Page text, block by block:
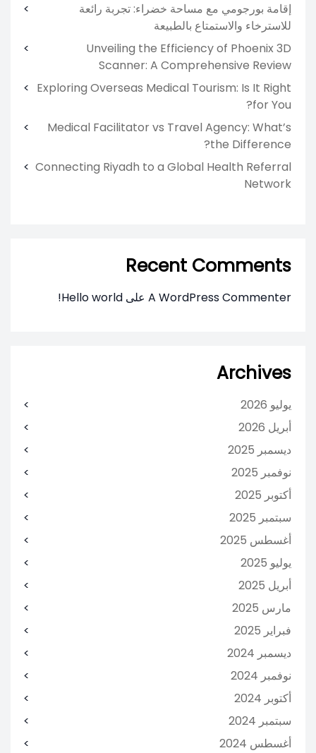
إقامة بورجومي مع مساحة خضراء: تجربة رائعة
للاسترخاء والاستمتاع بالطبيعة
Unveiling the Efficiency of Phoenix 3D
Scanner: A Comprehensive Review
Exploring Overseas Medical Tourism: Is It Right
for You?
Medical Facilitator vs Travel Agency: What’s
the Difference?
Connecting Riyadh to a Global Health Referral
Network
Recent Comments
A WordPress Commenter على Hello world!
Archives
يوليو 2026
أبريل 2026
ديسمبر 2025
نوفمبر 2025
أكتوبر 2025
سبتمبر 2025
أغسطس 2025
يوليو 2025
أبريل 2025
مارس 2025
فبراير 2025
ديسمبر 2024
نوفمبر 2024
أكتوبر 2024
سبتمبر 2024
أغسطس 2024